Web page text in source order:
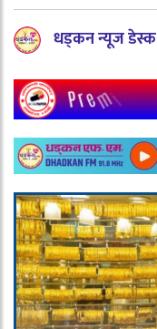
धड्कन न्यूज डेस्क